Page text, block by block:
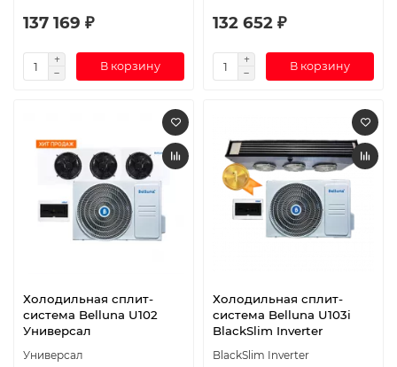
137 169 ₽
В корзину
132 652 ₽
В корзину
Холодильная сплит-
система Belluna U102
Универсал
Универсал
Холодильная сплит-
система Belluna U103i
BlackSlim Inverter
BlackSlim Inverter